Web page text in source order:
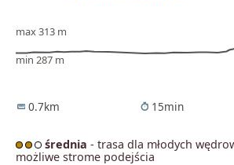
max 313 m
min 287 m
straighten 0.7km timer 15min
średnia - trasa dla młodych
możliwe strome podejścia